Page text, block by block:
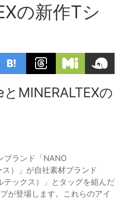
の新作Tシ
MINERALTEXの
ランド「NANO
）」が自社素材ブランド
テックス）」とタッグを組んだ
が登場します。これらのアイ